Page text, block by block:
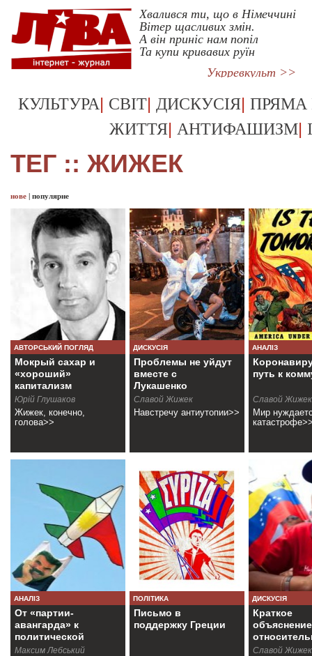
Хвалився ти, що в Німеччині
Вітер щасливих змін.
А він приніс нам попіл
Та купи кривавих руїн
Укрревкульт >>
КУЛЬТУРА| СВІТ| ДИСКУСІЯ| ПРЯМА
ЖИТТЯ| АНТИФАШИЗМ|
ТЕГ :: ЖИЖЕК
нове | популярне
АВТОРСЬКИЙ ПОГЛЯД
Мокрый сахар и
«хороший»
капитализм
Юрій Глушаков
Жижек, конечно,
голова>>
ДИСКУСІЯ
Проблемы не уйдут
вместе с
Лукашенко
Славой Жижек
Навстречу антиутопии>>
АНАЛІЗ
путь к
Славой Жижек
Мир
АНАЛІЗ
От «партии-
авангарда» к
политической
конфедерации
Максим Лебський
ПОЛІТИКА
Письмо в
поддержку Греции
ДИСКУСІЯ
Краткое
объяснение
популизма
Славой Жижек